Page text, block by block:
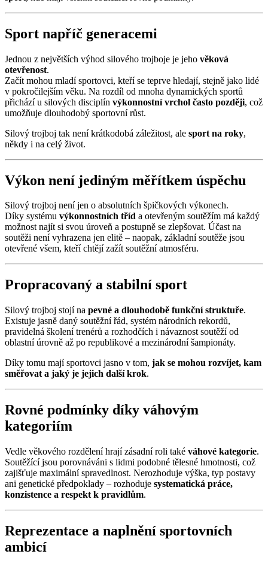
Sport napříč generacemi
Jednou z největších výhod silového trojboje je jeho věková
otevřenost.
Začít mohou mladí sportovci, kteří se teprve hledají, stejně jako lidé
v pokročilejším věku. Na rozdíl od mnoha dynamických sportů
přichází u silových disciplín výkonnostní vrchol často později, což
umožňuje dlouhodobý sportovní růst.
Silový trojboj tak není krátkodobá záležitost, ale sport na roky,
někdy i na celý život.
Výkon není jediným měřítkem úspěchu
Silový trojboj není jen o absolutních špičkových výkonech.
Díky systému výkonnostních tříd a otevřeným soutěžím má každý
možnost najít si svou úroveň a postupně se zlepšovat. Účast na
soutěži není vyhrazena jen elitě – naopak, základní soutěže jsou
otevřené všem, kteří chtějí zažít soutěžní atmosféru.
Propracovaný a stabilní sport
Silový trojboj stojí na pevné a dlouhodobě funkční struktuře.
Existuje jasně daný soutěžní řád, systém národních rekordů,
pravidelná školení trenérů a rozhodčích i návaznost soutěží od
oblastní úrovně až po republikové a mezinárodní šampionáty.
Díky tomu mají sportovci jasno v tom, jak se mohou rozvíjet, kam
směřovat a jaký je jejich další krok.
Rovné podmínky díky váhovým
kategoriím
Vedle věkového rozdělení hrají zásadní roli také váhové kategorie.
Soutěžící jsou porovnáváni s lidmi podobné tělesné hmotnosti, což
zajišťuje maximální spravedlnost. Nerozhoduje výška, typ postavy
ani genetické předpoklady – rozhoduje systematická práce,
konzistence a respekt k pravidlům.
Reprezentace a naplnění sportovních
ambicí